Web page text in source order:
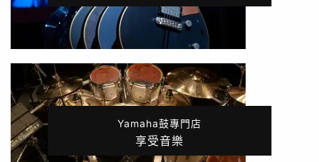
Yamaha鼓專門店
享受音樂